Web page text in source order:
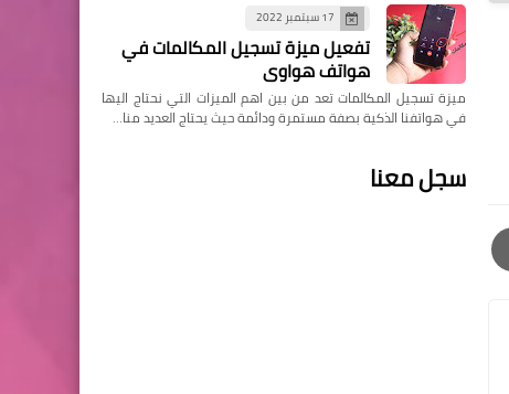
17 سبتمبر 2022
تفعيل ميزة تسجيل المكالمات في
هواتف هواوي
ميزة تسجيل المكالمات تعد من بين اهم الميزات التي نحتاج اليها
في هواتفنا الذكية بصفة مستمرة ودائمة حيث يحتاج العديد منا…
سجل معنا